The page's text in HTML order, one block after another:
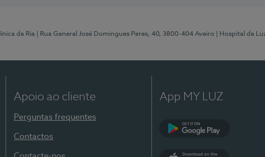
da Ria | Rua General José Domingues Peres, 40, 3800-404 Aveiro | Hospital da
Apoio ao cliente
Perguntas frequentes
Contactos
App MY LUZ